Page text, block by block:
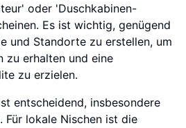
oder 'Duschkabinen-
Es ist wichtig, genügend
und Standorte zu erstellen, um
zu erhalten und eine
zu erzielen.
entscheidend, insbesondere
Für lokale Nischen ist die